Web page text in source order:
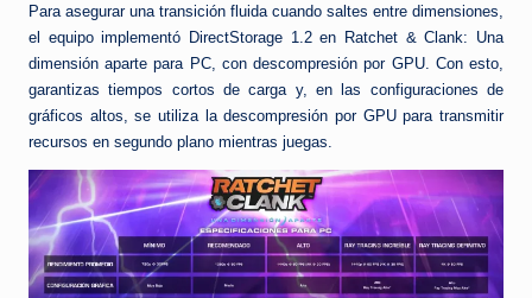
Para asegurar una transición fluida cuando saltes entre dimensiones,
el equipo implementó DirectStorage 1.2 en Ratchet & Clank: Una
dimensión aparte para PC, con descompresión por GPU. Con esto,
garantizas tiempos cortos de carga y, en las configuraciones de
gráficos altos, se utiliza la descompresión por GPU para transmitir
recursos en segundo plano mientras juegas.